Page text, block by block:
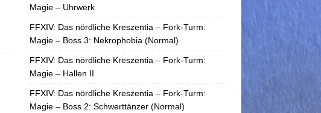
Magie – Uhrwerk
FFXIV: Das nördliche Kreszentia – Fork-Turm:
Magie – Boss 3: Nekrophobia (Normal)
FFXIV: Das nördliche Kreszentia – Fork-Turm:
Magie – Hallen II
FFXIV: Das nördliche Kreszentia – Fork-Turm:
Magie – Boss 2: Schwerttänzer (Normal)